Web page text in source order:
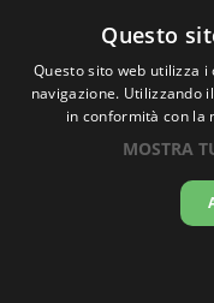
Ora
Questo
Questo sito web utilizza
navigazione. Utilizzando
in conformità con la
MOSTRA